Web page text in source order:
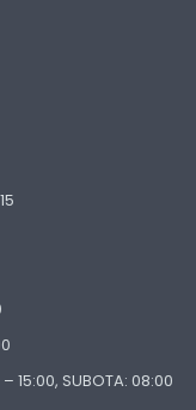
SUBOTA: 08:00